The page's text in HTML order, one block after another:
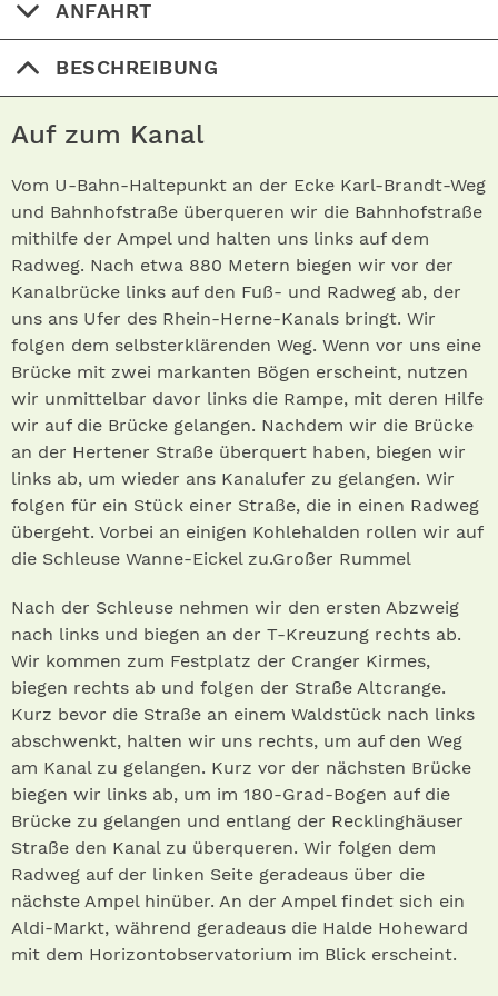
ANFAHRT
BESCHREIBUNG
Auf zum Kanal
Vom U-Bahn-Haltepunkt an der Ecke Karl-Brandt-Weg
und Bahnhofstraße überqueren wir die Bahnhofstraße
mithilfe der Ampel und halten uns links auf dem
Radweg. Nach etwa 880 Metern biegen wir vor der
Kanalbrücke links auf den Fuß- und Radweg ab, der
uns ans Ufer des Rhein-Herne-Kanals bringt. Wir
folgen dem selbsterklärenden Weg. Wenn vor uns eine
Brücke mit zwei markanten Bögen erscheint, nutzen
wir unmittelbar davor links die Rampe, mit deren Hilfe
wir auf die Brücke gelangen. Nachdem wir die Brücke
an der Hertener Straße überquert haben, biegen wir
links ab, um wieder ans Kanalufer zu gelangen. Wir
folgen für ein Stück einer Straße, die in einen Radweg
übergeht. Vorbei an einigen Kohlehalden rollen wir auf
die Schleuse Wanne-Eickel zu.Großer Rummel
Nach der Schleuse nehmen wir den ersten Abzweig
nach links und biegen an der T-Kreuzung rechts ab.
Wir kommen zum Festplatz der Cranger Kirmes,
biegen rechts ab und folgen der Straße Altcrange.
Kurz bevor die Straße an einem Waldstück nach links
abschwenkt, halten wir uns rechts, um auf den Weg
am Kanal zu gelangen. Kurz vor der nächsten Brücke
biegen wir links ab, um im 180-Grad-Bogen auf die
Brücke zu gelangen und entlang der Recklinghäuser
Straße den Kanal zu überqueren. Wir folgen dem
Radweg auf der linken Seite geradeaus über die
nächste Ampel hinüber. An der Ampel findet sich ein
Aldi-Markt, während geradeaus die Halde Hoheward
mit dem Horizontobservatorium im Blick erscheint.